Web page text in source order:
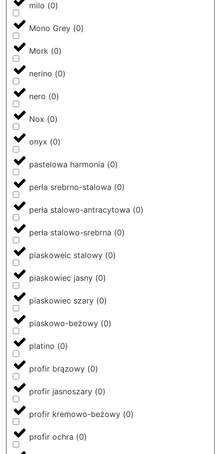
milo (0)
Mono Grey (0)
Mork (0)
nerino (0)
nero (0)
Nox (0)
onyx (0)
pastelowa harmonia (0)
perła srebrno-stalowa (0)
perła stalowo-antracytowa (0)
perła stalowo-srebrna (0)
piaskoweic stalowy (0)
piaskowiec jasny (0)
piaskowiec szary (0)
piaskowo-beżowy (0)
platino (0)
profir brązowy (0)
profir jasnoszary (0)
profir kremowo-beżowy (0)
profir ochra (0)